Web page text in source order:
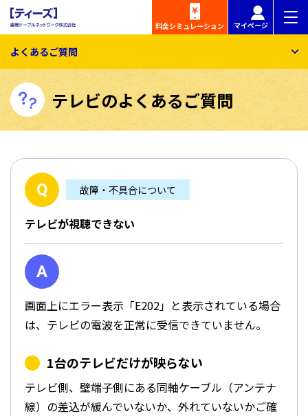
料金シミュレーション マイページ
よくあるご質問
テレビのよくあるご質問
故障・不具合について
テレビが視聴できない
画面上にエラー表示「E202」と表示されている場合
は、テレビの電波を正常に受信できていません。
1台のテレビだけが映らない
テレビ側、壁端子側にある同軸ケーブル（アンテナ
線）の差込が緩んでいないか、外れていないかご確